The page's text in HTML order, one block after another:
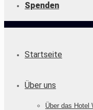
Spenden
Startseite
Über uns
Über das Hotel